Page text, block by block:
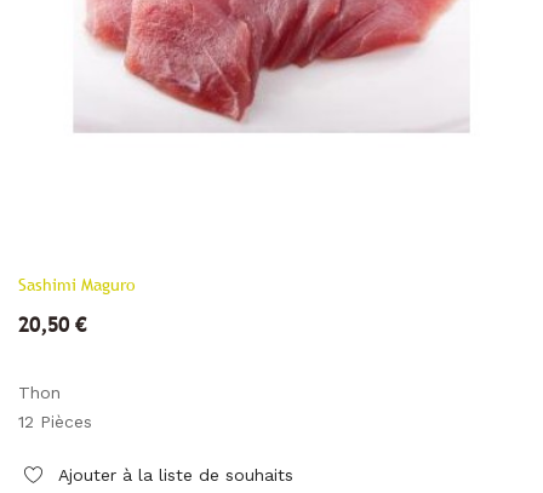
Sashimi Maguro
20,50 €
Thon
12 Pièces
Ajouter à la liste de souhaits